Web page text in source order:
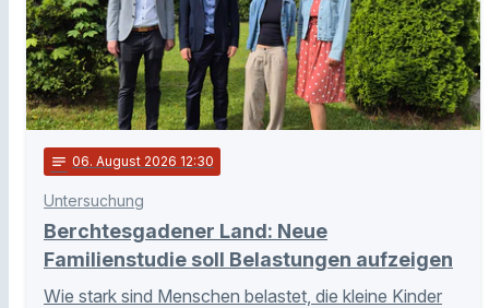
notes 06. August 2026 12:30
Untersuchung
Berchtesgadener Land: Neue
Familienstudie soll Belastungen aufzeigen
Wie stark sind Menschen belastet, die kleine Kinder